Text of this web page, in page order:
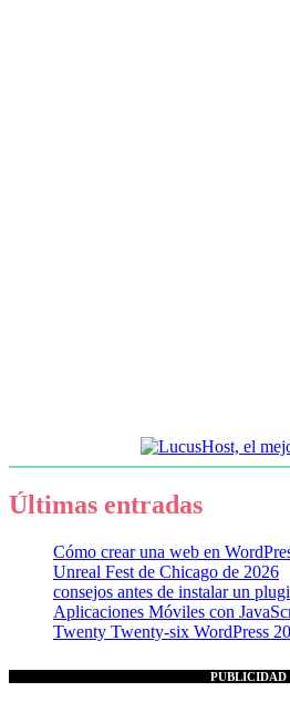
Últimas entradas
Cómo crear una web en
Unreal Fest de Chicago de 2026
consejos antes de instalar un
Aplicaciones Móviles con
Twenty Twenty-six WordPress
PUBLICIDAD